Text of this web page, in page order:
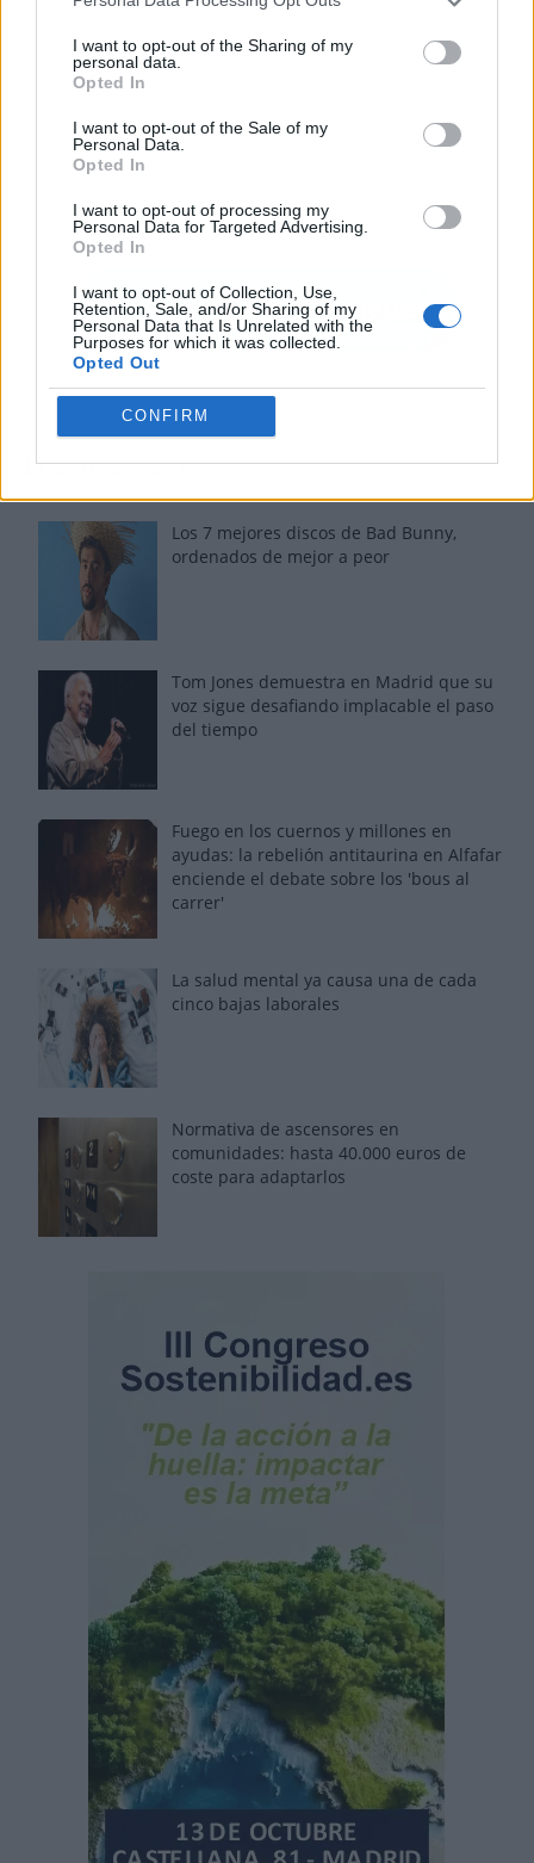
I want to opt-out of the Sharing of my
personal data.
Opted In
I want to opt-out of the Sale of my
Personal Data.
Opted In
I want to opt-out of processing my
Personal Data for Targeted Advertising.
Opted In
I want to opt-out of Collection, Use,
Retention, Sale, and/or Sharing of my
Personal Data that Is Unrelated with the
Purposes for which it was collected.
Opted Out
CONFIRM
Los más vistos
Los 7 mejores discos de Bad Bunny,
ordenados de mejor a peor
Tom Jones demuestra en Madrid que su
voz sigue desafiando implacable el paso
del tiempo
Fuego en los cuernos y millones en
ayudas: la rebelión antitaurina en Alfafar
enciende el debate sobre los 'bous al
carrer'
La salud mental ya causa una de cada
cinco bajas laborales
Normativa de ascensores en
comunidades: hasta 40.000 euros de
coste para adaptarlos